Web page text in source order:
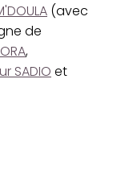
(avec
de
,
SADIO et